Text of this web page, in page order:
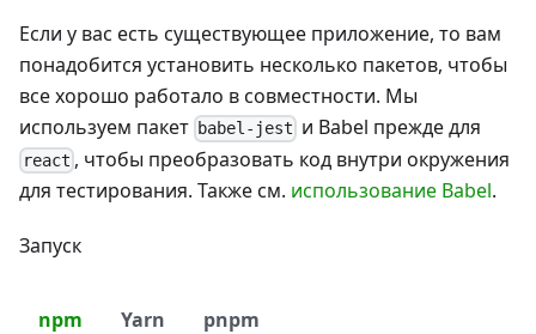
Если у вас есть существующее приложение, то вам
понадобится установить несколько пакетов, чтобы
все хорошо работало в совместности. Мы
используем пакет babel-jest и Babel прежде для
react , чтобы преобразовать код внутри окружения
для тестирования. Также см. использование Babel.
Запуск
npm Yarn pnpm